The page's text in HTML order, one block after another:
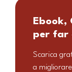
Ebook,
per far
Scarica
a